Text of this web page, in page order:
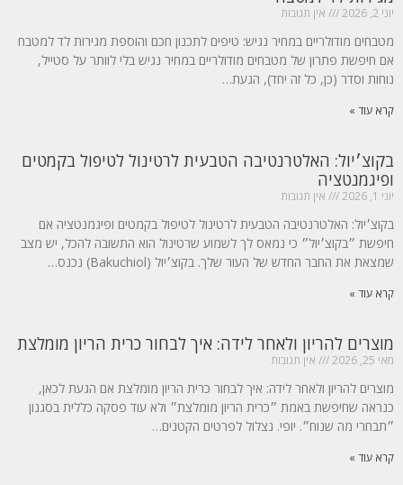
יוני 2, 2026 אין תגובות
מטבחים מודולריים במחיר נגיש: טיפים לתכנון חכם והוספת מגירות לד למטבח
אם חיפשת פתרון של מטבחים מודולריים במחיר נגיש בלי לוותר על סטייל,
נוחות וסדר (כן, כל זה יחד), הגעת…
קרא עוד »
בקוצ׳יול: האלטרנטיבה הטבעית לרטינול לטיפול בקמטים
ופיגמנטציה
יוני 1, 2026 אין תגובות
בקוצ׳יול: האלטרנטיבה הטבעית לרטינול לטיפול בקמטים ופיגמנטציה אם
חיפשת ״בקוצ׳יול״ כי נמאס לך לשמוע שרטינול הוא התשובה להכל, יש מצב
שמצאת את החבר החדש של העור שלך. בקוצ׳יול (Bakuchiol) נכנס…
קרא עוד »
מוצרים להריון ולאחר לידה: איך לבחור כרית הריון מומלצת
מאי 25, 2026 אין תגובות
מוצרים להריון ולאחר לידה: איך לבחור כרית הריון מומלצת אם הגעת לכאן,
כנראה שחיפשת באמת ״כרית הריון מומלצת״ ולא עוד פסקה כללית בסגנון
״תבחרי מה שנוח״. יופי. נצלול לפרטים הקטנים…
קרא עוד »